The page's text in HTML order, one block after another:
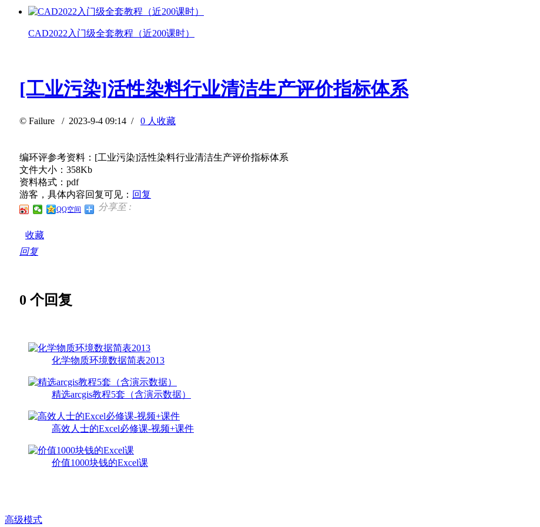
CAD2022入门级全套教程（近200课时）
[工业污染]活性染料行业清洁生产评价指标体系
© Failure / 2023-9-4 09:14 / 0 人收藏
编环评参考资料：[工业污染]活性染料行业清洁生产评价指标体系
文件大小：358Kb
资料格式：pdf
游客，具体内容回复可见： 回复
分享至 :
QQ空间
收藏
回复
0 个回复
化学物质环境数据简表2013
精选arcgis教程5套（含演示数据）
高效人士的Excel必修课-视频+课件
价值1000块钱的Excel课
高级模式